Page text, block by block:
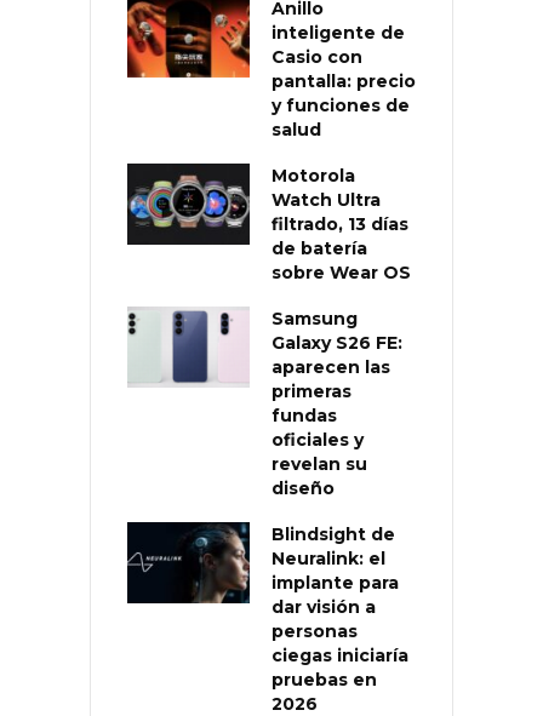
Anillo
inteligente de
Casio con
pantalla: precio
y funciones de
salud
Motorola
Watch Ultra
filtrado, 13 días
de batería
sobre Wear OS
Samsung
Galaxy S26 FE:
aparecen las
primeras
fundas
oficiales y
revelan su
diseño
Blindsight de
Neuralink: el
implante para
dar visión a
personas
ciegas iniciaría
pruebas en
2026